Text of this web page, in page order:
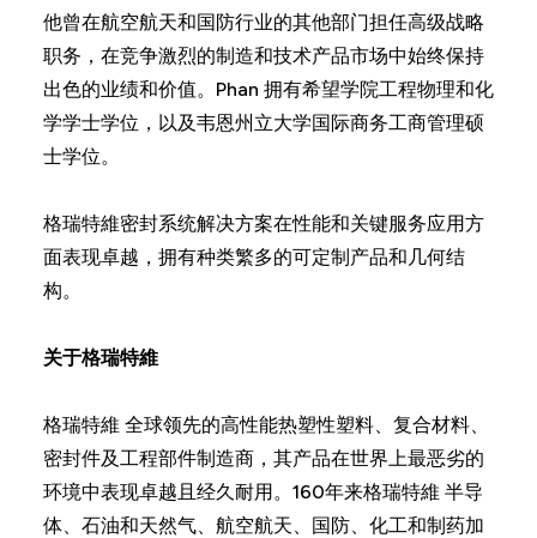
他曾在航空航天和国防行业的其他部门担任高级战略
职务，在竞争激烈的制造和技术产品市场中始终保持
出色的业绩和价值。Phan 拥有希望学院工程物理和化
学学士学位，以及韦恩州立大学国际商务工商管理硕
士学位。
格瑞特維密封系统解决方案在性能和关键服务应用方
面表现卓越，拥有种类繁多的可定制产品和几何结
构。
关于格瑞特維
格瑞特維 全球领先的高性能热塑性塑料、复合材料、
密封件及工程部件制造商，其产品在世界上最恶劣的
环境中表现卓越且经久耐用。160年来格瑞特維 半导
体、石油和天然气、航空航天、国防、化工和制药加